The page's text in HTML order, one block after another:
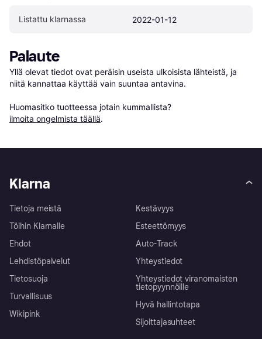
Listattu klarnassa 2022-01-12
Palaute
Yllä olevat tiedot ovat peräisin useista ulkoisista lähteistä, ja
niitä kannattaa käyttää vain suuntaa antavina.
Huomasitko tuotteessa jotain kummallista?
ilmoita ongelmista täällä.
Klarna
Tietoja meistä
Töihin Klarnalle
Ehdot
Lehdistöpalvelut
Tietosuoja
Turvallisuus
Wikipink
Kestävyys
Esteettömyys
Auto-Track
Yhteystiedot
Yhteystiedot viranomaisten
tietopyynnöille
Hyvä hallintotapa
Sijoittajasuhteet